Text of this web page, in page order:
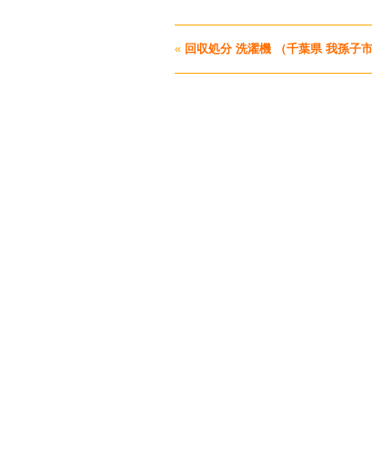
« 回収処分 洗濯機 （千葉県 我孫子市